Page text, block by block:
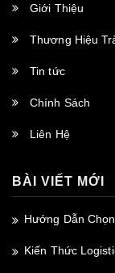
Giới Thiệu
Thương Hiệu
Tin tức
Chính Sách
Liên Hệ
BÀI VIẾT MỚI
Hướng Dẫn
Kiến Thức